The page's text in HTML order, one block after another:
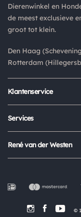
het product altijd
retourkosten
Kies bij het
niet af.
Dierenwinkel en
de meest exclusieve
groot tot klein.
Den Haag
Rotterdam
Klantenservice
Status bestelling
Mijn account
Services
René van der Westen
Werken bij
In de Media
©